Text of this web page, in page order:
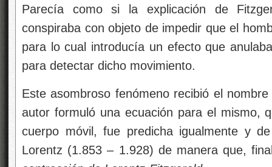
Parecía como si la explicación de
conspiraba con objeto de impedir que el
para lo cual introducía un efecto que
para detectar dicho movimiento.
Este asombroso fenómeno recibió el
autor formuló una ecuación para el mismo,
cuerpo móvil, fue predicha igualmente y
Lorentz (1.853 – 1.928) de manera que,